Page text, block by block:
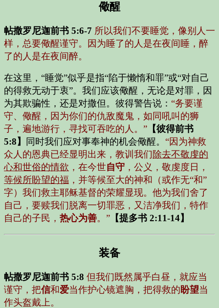
儆醒
帖撒罗尼迦前书 5:6-7 所以我们不要睡觉，像别人一
样，总要儆醒谨守。因为睡了的人是在夜间睡，醉
了的人是在夜间醉。
在这里，“睡觉”似乎是指“陷于懒惰和罪”或“对自己
的得救无动于衷”。我们应该儆醒，无论是对罪，因
为其欺骗性，还是对撒但。彼得警告说： “务要谨
守、儆醒，因为你们的仇敌魔鬼，如同吼叫的狮
子，遍地游行，寻找可吞吃的人。” 【彼得前书
5:8】
同时我们应对事奉神的机会儆醒。 “因为神救
众人的恩典已经显明出来，教训我们除去不敬虔的
心和世俗的情欲 ，在今世自守 ，公义，敬虔度日，
等候所盼望的福 ，并等候至大的神和（或作无“和”
字）我们救主耶稣基督的荣耀显现。他为我们舍了
自己，要赎我们脱离一切罪恶，又洁净我们，特作
自己的子民， 热心为善。” 【提多书 2:11-14】
装备
帖撒罗尼迦前书 5:8 但我们既然属乎白昼，就应当
谨守，把信和爱当作护心镜遮胸，把得救的盼望当
作头盔戴上。